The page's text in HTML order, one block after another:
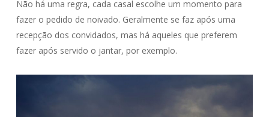
Não há uma regra, cada casal escolhe um momento para
fazer o pedido de noivado. Geralmente se faz após uma
recepção dos convidados, mas há aqueles que preferem
fazer após servido o jantar, por exemplo.